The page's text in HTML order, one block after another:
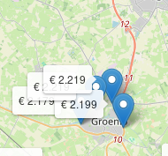
€ 2.179 € 2.199
€ 2.219
€ 2.219